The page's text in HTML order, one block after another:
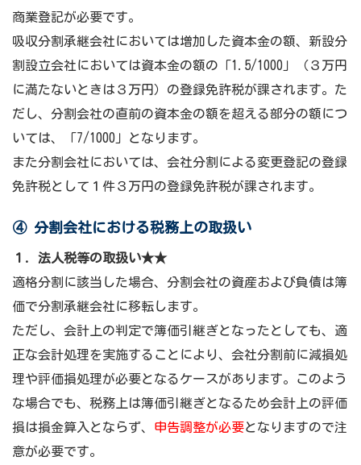
商業登記が必要です。
吸収分割承継会社においては増加した資本金の額、新設分
割設立会社においては資本金の額の「1.5/1000」（３万円
に満たないときは３万円）の登録免許税が課されます。た
だし、分割会社の直前の資本金の額を超える部分の額につ
いては、「7/1000」となります。
また分割会社においては、会社分割による変更登記の登録
免許税として１件３万円の登録免許税が課されます。
④ 分割会社における税務上の取扱い
１. 法人税等の取扱い★★
適格分割に該当した場合、分割会社の資産および負債は簿
価で分割承継会社に移転します。
ただし、会計上の判定で簿価引継ぎとなったとしても、適
正な会計処理を実施することにより、会社分割前に減損処
理や評価損処理が必要となるケースがあります。このよう
な場合でも、税務上は簿価引継ぎとなるため会計上の評価
損は損金算入とならず、 申告調整が必要となりますので注
意が必要です。